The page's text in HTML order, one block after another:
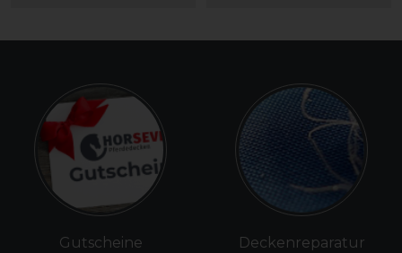
Gutscheine Deckenreparatur